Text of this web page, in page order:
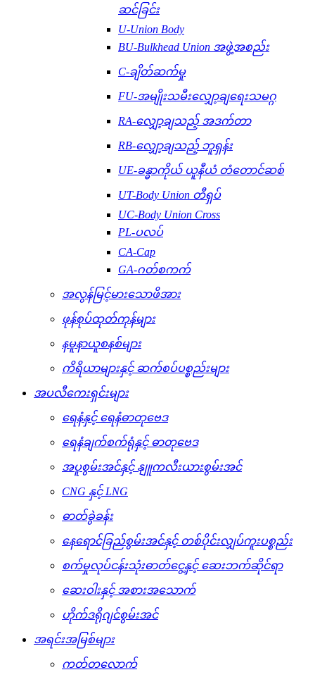
ဆင်ခြင်း
U-Union Body
BU-Bulkhead Union အဖွဲ့အစည်း
C-ချိတ်ဆက်မှု
FU-အမျိုးသမီးလျှော့ချရေးသမဂ္ဂ
RA-လျှော့ချသည့် အဒက်တာ
RB-လျှော့ချသည့် ဘူရှန်း
UE-ခန္ဓာကိုယ် ယူနီယံ တံတောင်ဆစ်
UT-Body Union တီရှပ်
UC-Body Union Cross
PL-ပလပ်
CA-Cap
GA-ဂတ်စကက်
အလွန်မြင့်မားသောဖိအား
ဖုန်စုပ်ထုတ်ကုန်များ
နမူနာယူစနစ်များ
ကိရိယာများနှင့် ဆက်စပ်ပစ္စည်းများ
အပလီကေးရှင်းများ
ရေနံနှင့် ရေနံဓာတုဗေဒ
ရေနံချက်စက်ရုံနှင့် ဓာတုဗေဒ
အပူစွမ်းအင်နှင့် နျူကလီးယားစွမ်းအင်
CNG နှင့် LNG
ဓာတ်ခွဲခန်း
နေရောင်ခြည်စွမ်းအင်နှင့် တစ်ပိုင်းလျှပ်ကူးပစ္စည်း
စက်မှုလုပ်ငန်းသုံးဓာတ်ငွေ့နှင့် ဆေးဘက်ဆိုင်ရာ
ဆေးဝါးနှင့် အစားအသောက်
ဟိုက်ဒရိုဂျင်စွမ်းအင်
အရင်းအမြစ်များ
ကတ်တလောက်